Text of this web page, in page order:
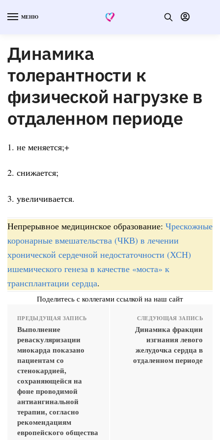
МЕНЮ
Динамика
толерантности к
физической нагрузке в
отдаленном периоде
1. не меняется;+
2. снижается;
3. увеличивается.
Непрерывное медицинское образование: Чрескожные
коронарные вмешательства (ЧКВ) в лечении
хронической сердечной недостаточности (ХСН)
ишемического генеза в качестве «моста» к
трансплантации сердца.
Поделитесь с коллегами ссылкой на наш сайт
ПРЕДЫДУЩАЯ ЗАПИСЬ
Выполнение
реваскуляризации
миокарда показано
пациентам со
стенокардией,
сохраняющейся на
фоне проводимой
антиангинальной
терапии, согласно
рекомендациям
европейского общества
СЛЕДУЮЩАЯ ЗАПИСЬ
Динамика фракции
изгнания левого
желудочка сердца в
отдаленном периоде